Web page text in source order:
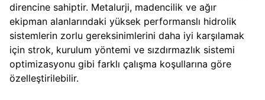
direncine sahiptir. Metalurji, madencilik ve ağır
ekipman alanlarındaki yüksek performanslı hidrolik
sistemlerin zorlu gereksinimlerini daha iyi karşılamak
için strok, kurulum yöntemi ve sızdırmazlık sistemi
optimizasyonu gibi farklı çalışma koşullarına göre
özelleştirilebilir.